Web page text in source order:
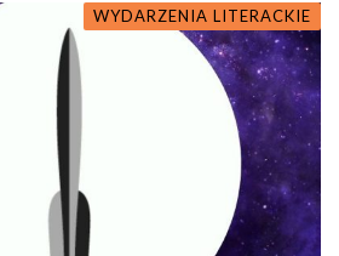
WYDARZENIA LITERACKIE